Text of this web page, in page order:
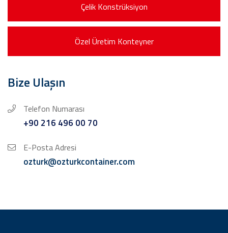
Çelik Konstrüksiyon
Özel Üretim Konteyner
Bize Ulaşın
Telefon Numarası
+90 216 496 00 70
E-Posta Adresi
ozturk@ozturkcontainer.com